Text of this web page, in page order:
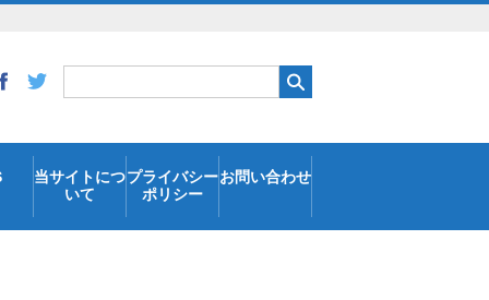
当サイトにつ
いて
プライバシー
ポリシー
お問い合わせ